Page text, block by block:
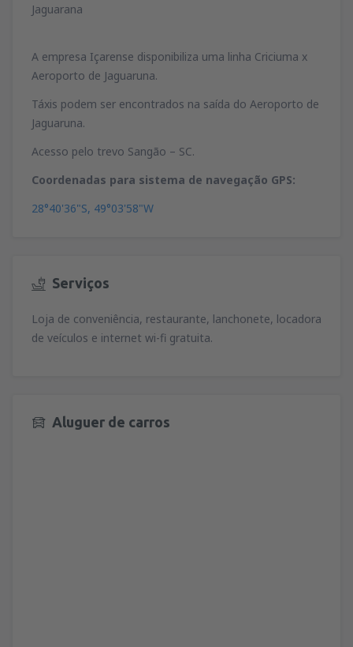
Jaguarana
A empresa Içarense disponibiliza uma linha Criciuma x
Aeroporto de Jaguaruna.
Táxis podem ser encontrados na saída do Aeroporto de
Jaguaruna.
Acesso pelo trevo Sangão – SC.
Coordenadas para sistema de navegação GPS:
28°40'36"S, 49°03'58"W
Serviços
Loja de conveniência, restaurante, lanchonete, locadora
de veículos e internet wi-fi gratuita.
Aluguer de carros